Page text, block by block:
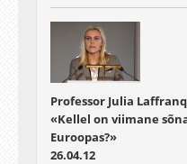
Professor Julia
«Kellel on viimane
Euroopas?»
26.04.12